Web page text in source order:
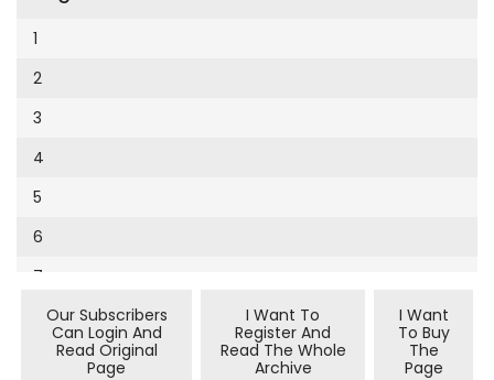
Cumhuriyet Sağlıklı Beslenme
Cumhuriyet Sokak
Cumhuriyet Spor
Cumhuriyet Strateji
Cumhuriyet Tarım
Cumhuriyet Yılbaşı
Çerçeve Eki
Dergi Eki
Ekonomi Eki
1994
9
10
11
12
13
14
15
16
1
2
3
4
5
6
7
Our Subscribers
Can Login And
Read Original
Page
I Want To
Register And
Read The Whole
Archive
I Want
To Buy
The
Page